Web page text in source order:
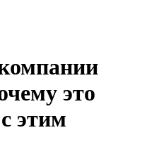
это
этим